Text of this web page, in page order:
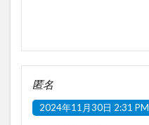
匿名
2024年11月30日 2:31 PM